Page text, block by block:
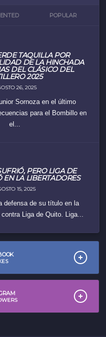
POPULAR
TAQUILLA POR
DE LA HINCHADA
DEL CLÁSICO DEL
2025
26, 2025
Sornoza en el último
para el Bombillo en
el...
PERO LIGA DE
EN LA LIBERTADORES
15, 2025
defensa de su título en la
Liga de Quito. Liga...